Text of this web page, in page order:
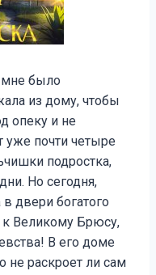
мне было
из дому, чтобы
опеку и не
уже почти четыре
подростка,
Но сегодня,
в двери богатого
к Великому Брюсу,
В его доме
не раскроет ли сам